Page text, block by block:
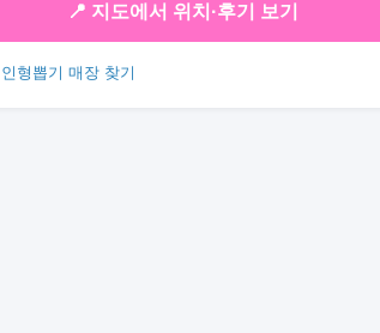
📍 지도에서 위치·후기 보기
형뽑기 매장 찾기